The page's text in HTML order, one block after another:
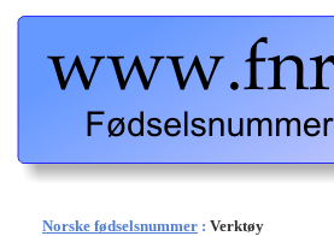
Norske fødselsnummer : Verktøy